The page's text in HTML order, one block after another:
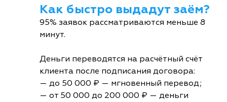
Как быстро выдадут заём?
95% заявок рассматриваются меньше 8
минут.
Деньги переводятся на расчётный счёт
клиента после подписания договора:
— до 50 000 ₽ — мгновенный перевод;
— от 50 000 до 200 000 ₽ — деньги